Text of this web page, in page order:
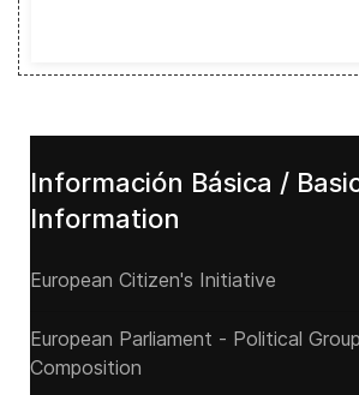
Información Básica /
Information
European Citizen's Initiative
European Parliament - Political
Composition